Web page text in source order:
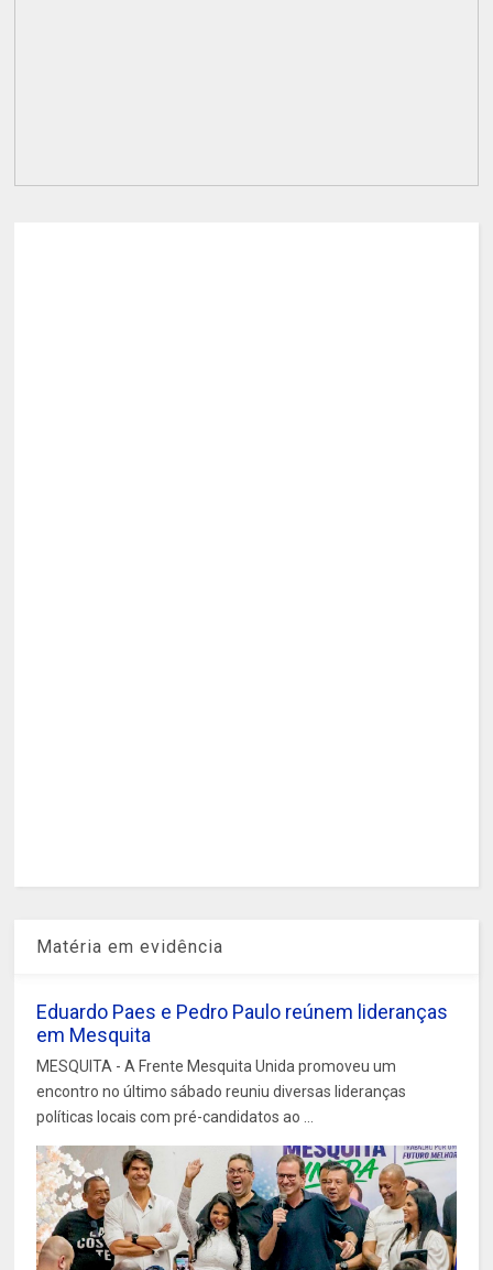
Matéria em evidência
Eduardo Paes e Pedro Paulo reúnem lideranças
em Mesquita
MESQUITA - A Frente Mesquita Unida promoveu um
encontro no último sábado reuniu diversas lideranças
políticas locais com pré-candidatos ao ...